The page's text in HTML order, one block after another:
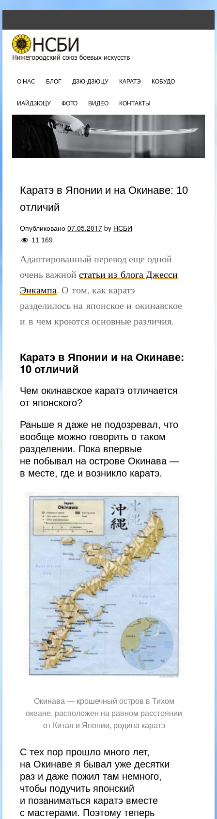
О НАС
БЛОГ ДЗЮ-ДЗЮЦУ КАРАТЭ КОБУДО
ИАЙДЗЮЦУ ФОТО ВИДЕО КОНТАКТЫ
Каратэ в Японии и на Окинаве: 10
отличий
Опубликовано07.05.2017 by НСБИ
11 169
Адаптированный перевод еще одной
очень важнойстатьи из блога Джесси
Энкампа. О том, как каратэ
разделилось на японское и окинавское
и в чем кроются основные различия.
Каратэ в Японии и на Окинаве:
10 отличий
Чем окинавское каратэ отличается
от японского?
Раньше я даже не подозревал, что
вообще можно говорить о таком
разделении. Пока впервые
не побывал на острове Окинава —
в месте, где и возникло каратэ.
Окинава — крошечный остров в Тихом
океане, расположен на равном расстоянии
от Китая и Японии, родина каратэ
С тех пор прошло много лет,
на Окинаве я бывал уже десятки
раз и даже пожил там немного,
чтобы подучить японский
и позаниматься каратэ вместе
с мастерами. Поэтому теперь